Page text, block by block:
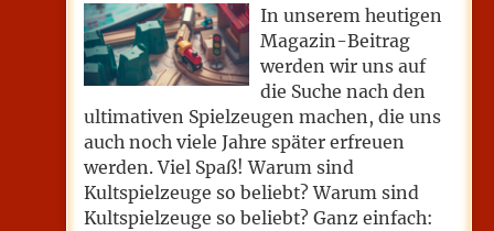
In unserem heutigen
Magazin-Beitrag
werden wir uns auf
die Suche nach den
ultimativen Spielzeugen machen, die uns
auch noch viele Jahre später erfreuen
werden. Viel Spaß! Warum sind
Kultspielzeuge so beliebt? Warum sind
Kultspielzeuge so beliebt? Ganz einfach: